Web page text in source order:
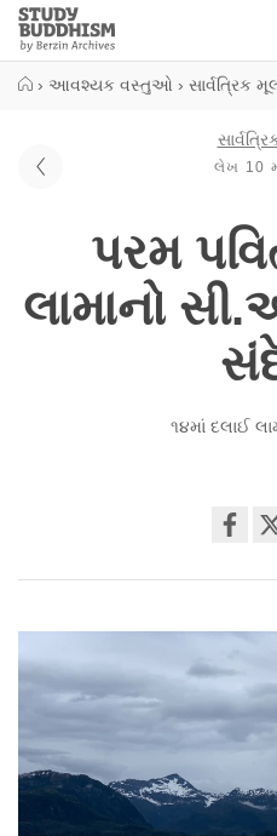
Close
Study
Buddhism
› આવશ્યક વસ્તુઓ › સાર્વત્રિક
લેખ 10
પરમ
લામાનો
૧૪માં દલાઈ
on